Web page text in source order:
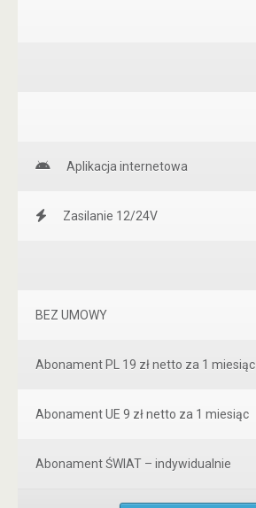
Aplikacja internetowa
Zasilanie 12/24V
BEZ UMOWY
Abonament PL 19 zł netto za 1 miesiąc
Abonament UE 9 zł netto za 1 miesiąc
Abonament ŚWIAT – indywidualnie